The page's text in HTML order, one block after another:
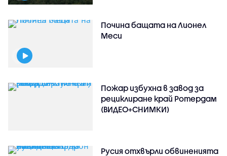
Почина бащата на Лионел
Меси
Пожар избухна в завод за
рециклиране край Ротердам
(ВИДЕО+СНИМКИ)
Русия отхвърли обвиненията